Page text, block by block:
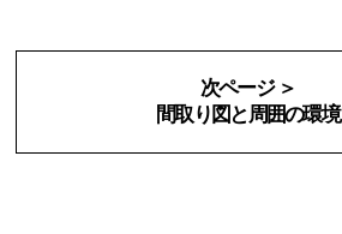
次ページ ＞
間取り図と周囲の環境